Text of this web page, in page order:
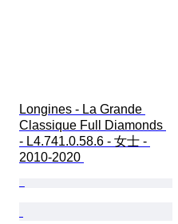
Longines - La Grande
Classique Full Diamonds
- L4.741.0.58.6 - 女士 -
2010-2020